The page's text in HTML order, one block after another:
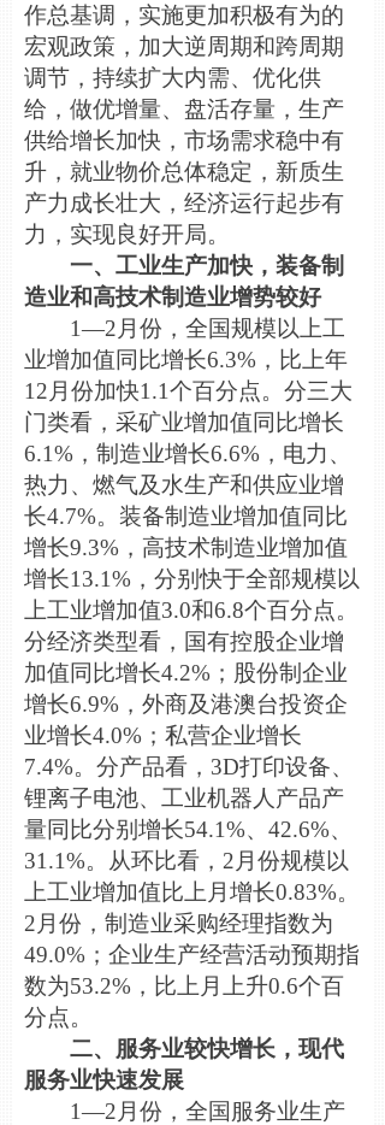
作总基调，实施更加积极有为的
宏观政策，加大逆周期和跨周期
调节，持续扩大内需、优化供
给，做优增量、盘活存量，生产
供给增长加快，市场需求稳中有
升，就业物价总体稳定，新质生
产力成长壮大，经济运行起步有
力，实现良好开局。
一、工业生产加快，装备制
造业和高技术制造业增势较好
1—2月份，全国规模以上工
业增加值同比增长6.3%，比上年
12月份加快1.1个百分点。分三大
门类看，采矿业增加值同比增长
6.1%，制造业增长6.6%，电力、
热力、燃气及水生产和供应业增
长4.7%。装备制造业增加值同比
增长9.3%，高技术制造业增加值
增长13.1%，分别快于全部规模以
上工业增加值3.0和6.8个百分点。
分经济类型看，国有控股企业增
加值同比增长4.2%；股份制企业
增长6.9%，外商及港澳台投资企
业增长4.0%；私营企业增长
7.4%。分产品看，3D打印设备、
锂离子电池、工业机器人产品产
量同比分别增长54.1%、42.6%、
31.1%。从环比看，2月份规模以
上工业增加值比上月增长0.83%。
2月份，制造业采购经理指数为
49.0%；企业生产经营活动预期指
数为53.2%，比上月上升0.6个百
分点。
二、服务业较快增长，现代
服务业快速发展
1—2月份，全国服务业生产